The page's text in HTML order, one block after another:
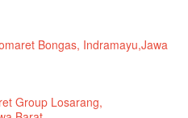
Bongas, Indramayu,Jawa
Group Losarang,